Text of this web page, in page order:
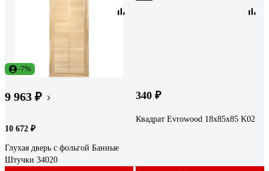
-7%
9 963 ₽
10 672 ₽
Глухая дверь с фольгой Банные
Штучки 34020
340 ₽
Квадрат Evrowood 18х85х85 K02